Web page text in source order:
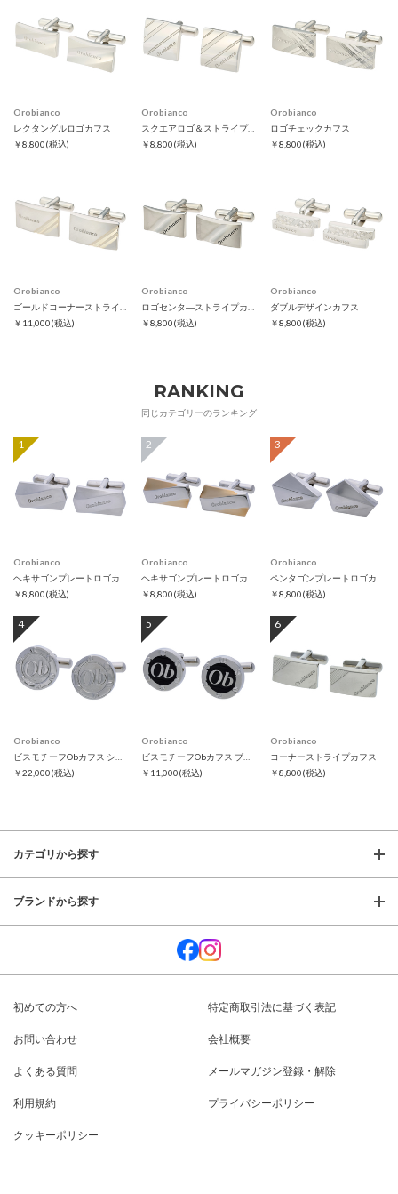
Orobianco
レクタングルロゴカフス
￥8,800(税込)
Orobianco
スクエアロゴ＆ストライプカフス
￥8,800(税込)
Orobianco
ロゴチェックカフス
￥8,800(税込)
Orobianco
￥11,000(税込)
Orobianco
￥8,800(税込)
Orobianco
ダブルデザインカフス
￥8,800(税込)
RANKING
同じカテゴリーのランキング
1
Orobianco
￥8,800(税込)
2
Orobianco
￥8,800(税込)
3
Orobianco
￥8,800(税込)
4
Orobianco
￥22,000(税込)
5
Orobianco
￥11,000(税込)
6
Orobianco
コーナーストライプカフス
￥8,800(税込)
カテゴリから探す
ブランドから探す
初めての方へ 特定商取引法に基づく表記
お問い合わせ 会社概要
よくある質問 メールマガジン登録・解除
利用規約 プライバシーポリシー
クッキーポリシー